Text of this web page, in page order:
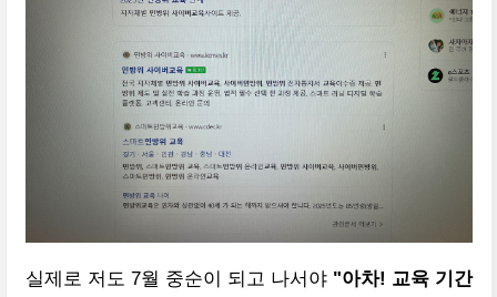
실제로 저도 7월 중순이 되고 나서야"아차! 교육 기간